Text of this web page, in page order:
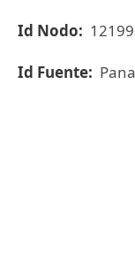
Id Nodo:
Id Fuente: